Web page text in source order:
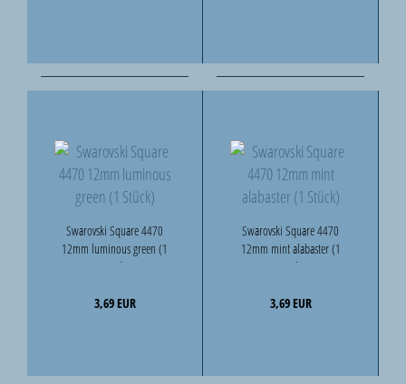
Swarovski Square 4470
12mm luminous green (1
Stück)
3,69 EUR
Swarovski Square 4470
12mm mint alabaster (1
Stück)
3,69 EUR